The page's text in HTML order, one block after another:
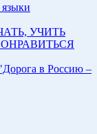
УЧИТЬ
в Россию –